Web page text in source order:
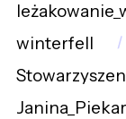
winterfell